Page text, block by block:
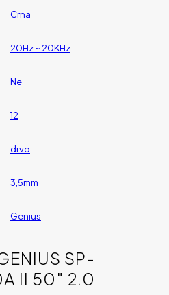
Crna
20Hz ~ 20KHz
Ne
12
drvo
3,5mm
Genius
SP-
II 50″ 2.0